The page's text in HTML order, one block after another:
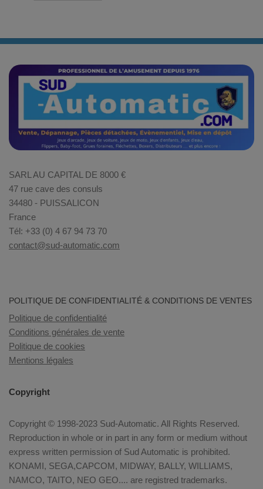
SARL AU CAPITAL DE 8000 €
47 rue cave des consuls
34480 - PUISSALICON
France
Tél: +33 (0) 4 67 94 73 70
contact@sud-automatic.com
POLITIQUE DE CONFIDENTIALITÉ & CONDITIONS DE VENTES
Politique de confidentialité
Conditions générales de vente
Politique de cookies
Mentions légales
Copyright
Copyright © 1998-2023 Sud-Automatic. All Rights Reserved.
Reproduction in whole or in part in any form or medium without
express written permission of Sud Automatic is prohibited.
KONAMI, SEGA,CAPCOM, MIDWAY, BALLY, WILLIAMS,
NAMCO, TAITO, NEO GEO.... are registred trademarks.